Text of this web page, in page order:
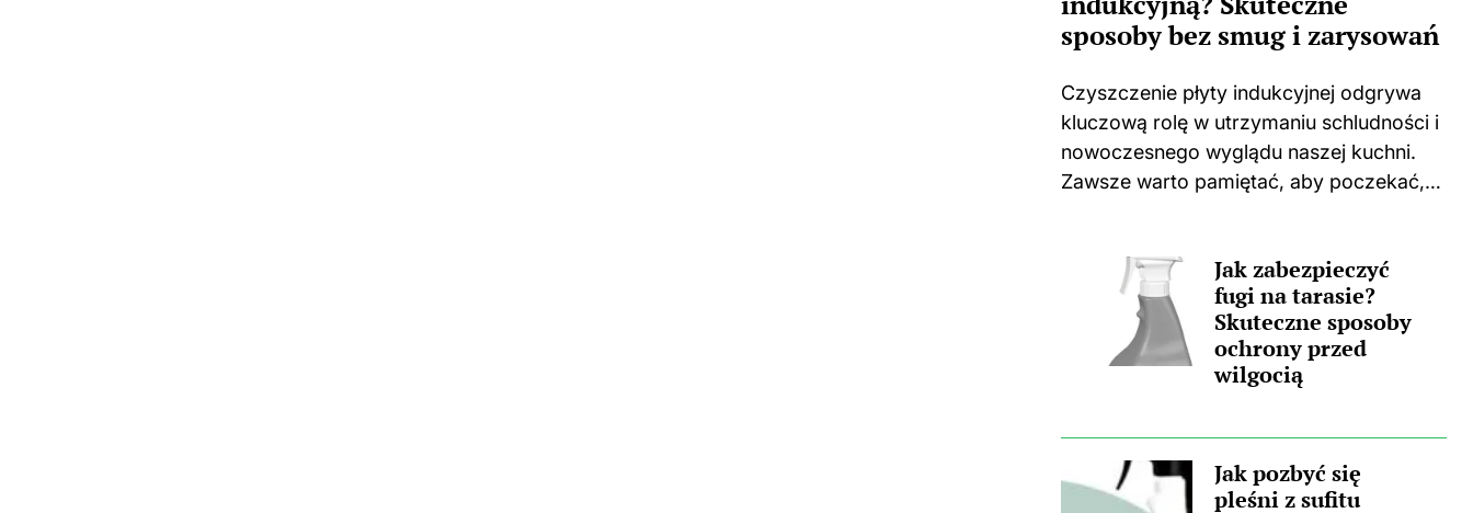
sposoby bez smug i zarysowań
Czyszczenie płyty indukcyjnej odgrywa
kluczową rolę w utrzymaniu schludności i
nowoczesnego wyglądu naszej kuchni.
Zawsze warto pamiętać, aby poczekać,
czyszczących na ciepłej powierzchni
może prowadzić do nieprzyjemnych
zapachów, a także trwałych...
Jak zabezpieczyć
fugi na tarasie?
Skuteczne sposoby
ochrony przed
wilgocią
Jak pozbyć się
pleśni z sufitu